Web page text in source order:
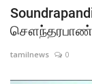
tamilnews 0